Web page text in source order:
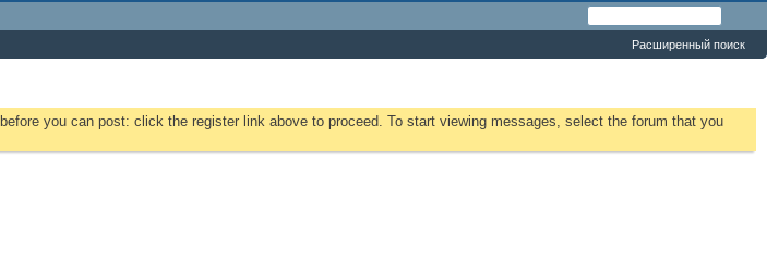
Расширенный поиск
before you can post: click the register link above to proceed. To start viewing messages, select the forum that you